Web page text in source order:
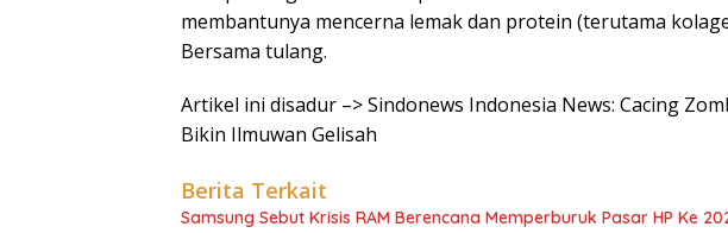
membantunya mencerna lemak dan protein (terutama
Bersama tulang.
Artikel ini disadur –> Sindonews Indonesia News: Cacing
Bikin Ilmuwan Gelisah
Berita Terkait
Samsung Sebut Krisis RAM Berencana Memperburuk Pasar HP Ke